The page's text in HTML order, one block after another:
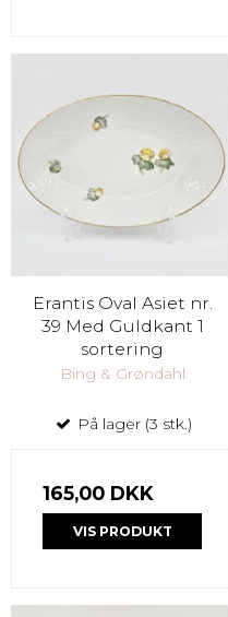
Erantis Oval Asiet nr.
39 Med Guldkant 1
sortering
Bing & Grøndahl
På lager (3 stk.)
165,00 DKK
VIS PRODUKT